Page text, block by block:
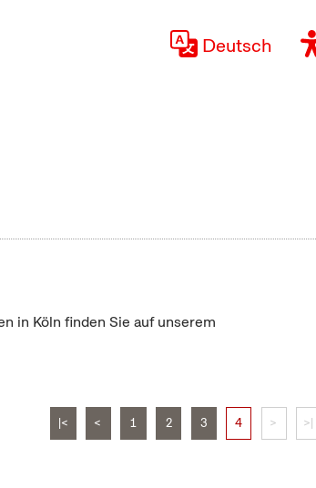
Deutsch
in Köln finden Sie auf unserem
|< < 1 2 3 4 > >|